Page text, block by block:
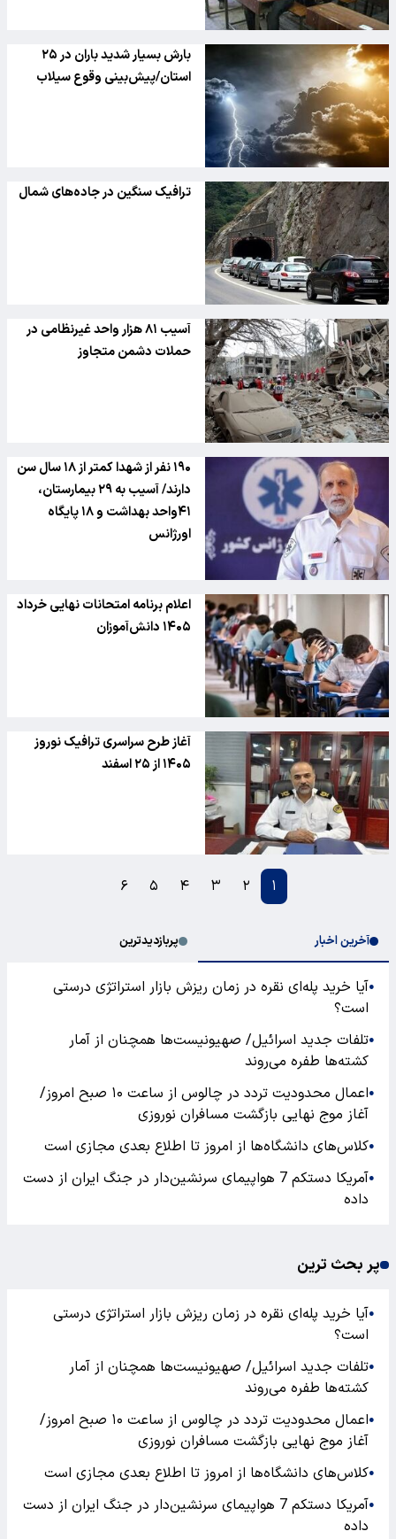
بارش بسیار شدید باران در ۲۵
استان/پیش‌بینی وقوع سیلاب
ترافیک سنگین در جاده‌های شمال
آسیب ۸۱ هزار واحد غیرنظامی در
حملات دشمن متجاوز
۱۹۰ نفر از شهدا کمتر از ۱۸ سال سن
دارند/ آسیب به ۲۹ بیمارستان،
۴۱واحد بهداشت و ۱۸ پایگاه
اورژانس
اعلام برنامه امتحانات نهایی خرداد
۱۴۰۵ دانش‌آموزان
آغاز طرح سراسری ترافیک نوروز
۱۴۰۵ از ۲۵ اسفند
۱ ۲ ۳ ۴ ۵ ۶
آخرین اخبار پربازدیدترین
●آیا خرید پله‌ای نقره در زمان ریزش بازار استراتژی درستی
است؟
●تلفات جدید اسرائیل/ صهیونیست‌ها همچنان از آمار
کشته‌ها طفره می‌روند
●
اعمال محدودیت تردد در چالوس از ساعت ۱۰ صبح امروز/
آغاز موج نهایی بازگشت مسافران نوروزی
●کلاس‌های دانشگاه‌ها از امروز تا اطلاع بعدی مجازی است
●
آمریکا دستکم 7 هواپیمای سرنشین‌دار در جنگ ایران از دست
داده
پر بحث ترین
●آیا خرید پله‌ای نقره در زمان ریزش بازار استراتژی درستی
است؟
●تلفات جدید اسرائیل/ صهیونیست‌ها همچنان از آمار
کشته‌ها طفره می‌روند
●
اعمال محدودیت تردد در چالوس از ساعت ۱۰ صبح امروز/
آغاز موج نهایی بازگشت مسافران نوروزی
●کلاس‌های دانشگاه‌ها از امروز تا اطلاع بعدی مجازی است
●
آمریکا دستکم 7 هواپیمای سرنشین‌دار در جنگ ایران از دست
داده